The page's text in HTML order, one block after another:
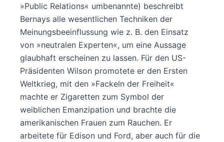
»Public Relations« umbenannte) beschreibt
Bernays alle wesentlichen Techniken der
Meinungsbeeinflussung wie z. B. den Einsatz
von »neutralen Experten«, um eine Aussage
glaubhaft erscheinen zu lassen. Für den US-
Präsidenten Wilson promotete er den Ersten
Weltkrieg, mit den »Fackeln der Freiheit«
machte er Zigaretten zum Symbol der
weiblichen Emanzipation und brachte die
amerikanischen Frauen zum Rauchen. Er
arbeitete für Edison und Ford, aber auch für die